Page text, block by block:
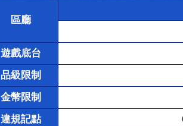
區廳
遊戲底台
品級限制
金幣限制
違規記點